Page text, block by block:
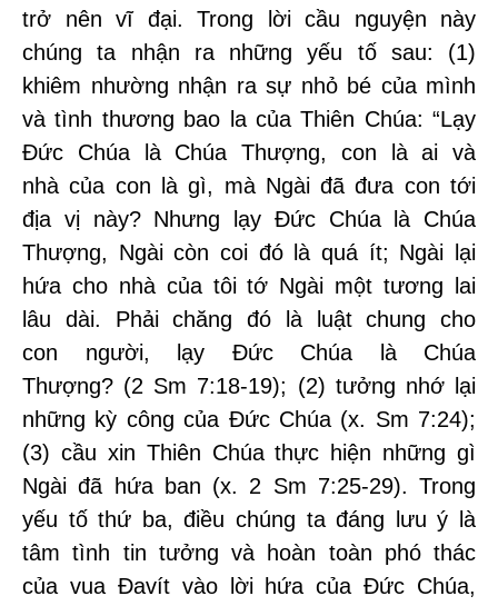
trở nên vĩ đại. Trong lời cầu nguyện này
chúng ta nhận ra những yếu tố sau: (1)
khiêm nhường nhận ra sự nhỏ bé của mình
và tình thương bao la của Thiên Chúa: “Lạy
Đức Chúa là Chúa Thượng, con là ai và
nhà của con là gì, mà Ngài đã đưa con tới
địa vị này? Nhưng lạy Đức Chúa là Chúa
Thượng, Ngài còn coi đó là quá ít; Ngài lại
hứa cho nhà của tôi tớ Ngài một tương lai
lâu dài. Phải chăng đó là luật chung cho
con người, lạy Đức Chúa là Chúa
Thượng? (2 Sm 7:18-19); (2) tưởng nhớ lại
những kỳ công của Đức Chúa (x. Sm 7:24);
(3) cầu xin Thiên Chúa thực hiện những gì
Ngài đã hứa ban (x. 2 Sm 7:25-29). Trong
yếu tố thứ ba, điều chúng ta đáng lưu ý là
tâm tình tin tưởng và hoàn toàn phó thác
của vua Đavít vào lời hứa của Đức Chúa,